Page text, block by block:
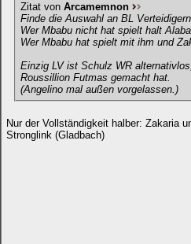
Zitat von Arcamemnon
Finde die Auswahl an BL
Wer Mbabu nicht hat spielt halt
Wer Mbabu hat spielt mit ihm und
Einzig LV ist Schulz WR
Roussillion Futmas gemacht hat.
(Angelino mal außen vorgelassen.)
Nur der Vollständigkeit halber: Zakaria
Stronglink (Gladbach)